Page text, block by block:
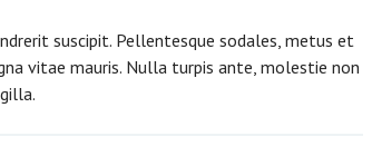
suscipit. Pellentesque sodales, metus et
vitae mauris. Nulla turpis ante, molestie non